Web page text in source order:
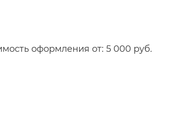
оформления от: 5 000 руб.